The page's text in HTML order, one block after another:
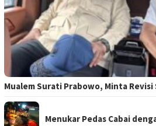
Mualem Surati Prabowo, Minta
Menukar Pedas Cabai